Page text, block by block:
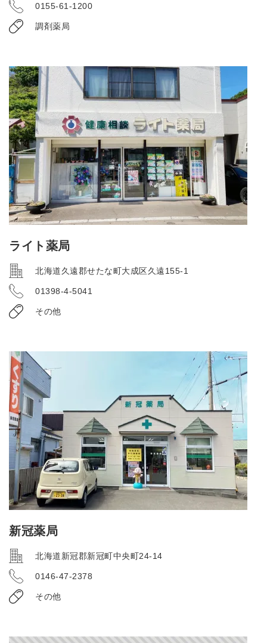
0155-61-1200
調剤薬局
ライト薬局
北海道久遠郡せたな町大成区久遠155-1
01398-4-5041
その他
新冠薬局
北海道新冠郡新冠町中央町24-14
0146-47-2378
その他